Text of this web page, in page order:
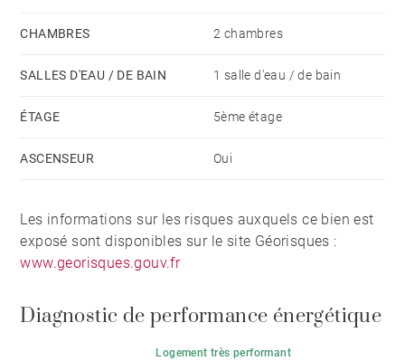
CHAMBRES 2 chambres
SALLES D'EAU / DE BAIN 1 salle d'eau / de bain
ÉTAGE 5ème étage
ASCENSEUR Oui
Les informations sur les risques auxquels ce bien est
exposé sont disponibles sur le site Géorisques :
www.georisques.gouv.fr
Diagnostic de performance énergétique
Logement très performant